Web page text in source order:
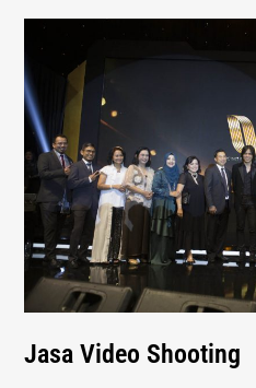
Jasa Video Shooting